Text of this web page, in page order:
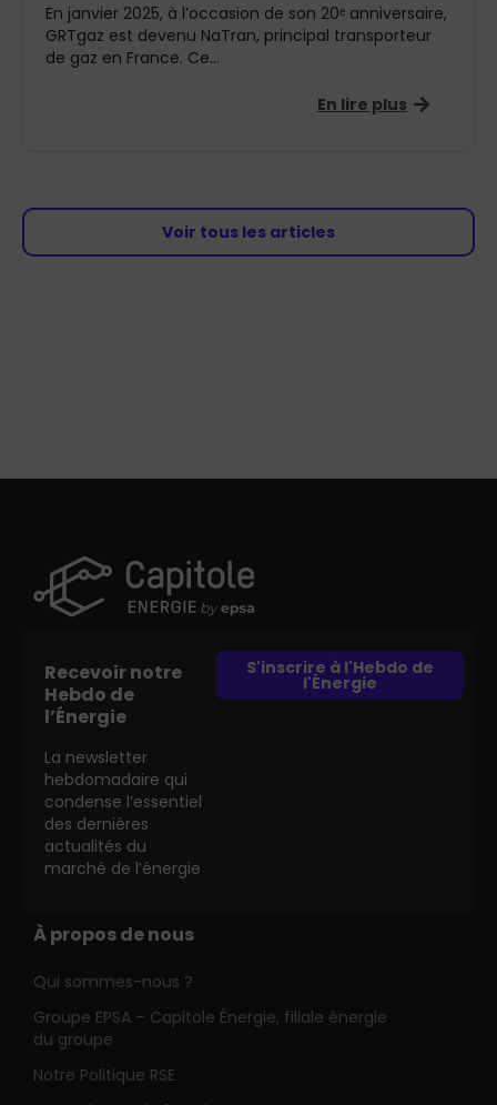
En janvier 2025, à l’occasion de son 20ᵉ anniversaire,
GRTgaz est devenu NaTran, principal transporteur
de gaz en France. Ce...
En lire plus
Voir tous les articles
Recevoir notre
Hebdo de
l’Énergie
La newsletter
hebdomadaire qui
condense l’essentiel
des dernières
actualités du
marché de l’énergie
S'inscrire à l'Hebdo de
l'Énergie
À propos de nous
Qui sommes-nous ?
Groupe EPSA – Capitole Énergie, filiale énergie
du groupe
Notre Politique RSE